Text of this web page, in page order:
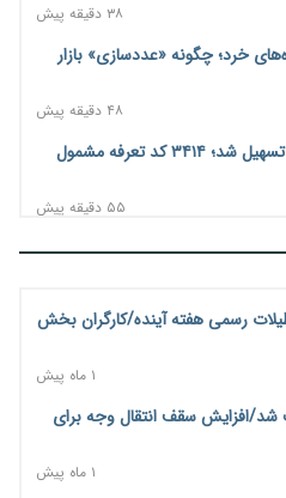
۳۸ دقیقه پیش
خرد؛ چگونه «عددسازی» بازار
۴۸ دقیقه پیش
مسیر تأمین مواد اولیه صنایع تسهیل شد؛ ۳۴۱۴ کد تعرفه مشمول
۵۵ دقیقه پیش
رسید؛ اولویت با پروژه‌های
اعتماد بیمه‌پردازان را
افزایش مزد پایه و شفافیت سبد
رسمی هفته آینده/کارگران بخش
۱ ماه پیش
بانک برطرف شد/افزایش سقف انتقال وجه برای
۱ ماه پیش